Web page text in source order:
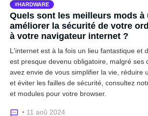
HARDWARE
Quels sont les meilleurs mods
améliorer la sécurité de votre
à votre navigateur internet ?
L'internet est à la fois un lieu fantastique et
est presque devenu obligatoire, malgré ses
avez envie de vous simplifier la vie, réduire
et éviter les failles de sécurité, consultez
et modules pour votre browser.
• 11 aoû 2024